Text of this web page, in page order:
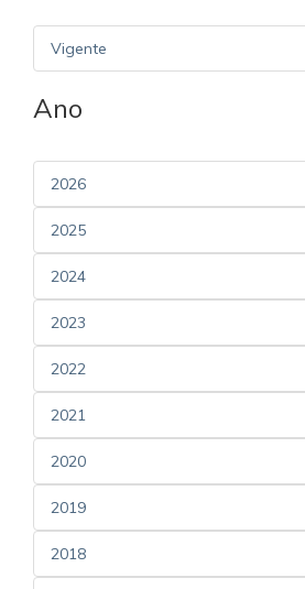
Vigente
Ano
2026
2025
2024
2023
2022
2021
2020
2019
2018